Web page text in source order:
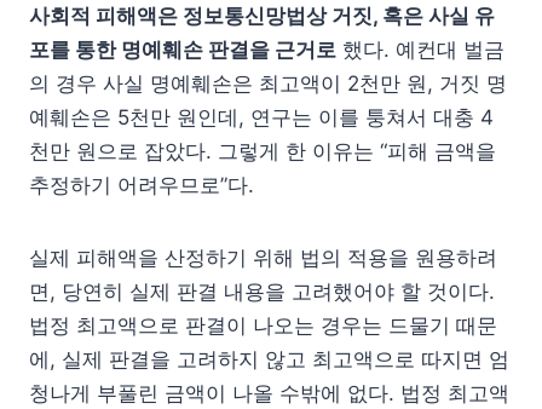
사회적 피해액은 정보통신망법상 거짓, 혹은 사실 유
포를 통한 명예훼손 판결을 근거로 했다. 예컨대 벌금
의 경우 사실 명예훼손은 최고액이 2천만 원, 거짓 명
예훼손은 5천만 원인데, 연구는 이를 퉁쳐서 대충 4
천만 원으로 잡았다. 그렇게 한 이유는 “피해 금액을
추정하기 어려우므로”다.
실제 피해액을 산정하기 위해 법의 적용을 원용하려
면, 당연히 실제 판결 내용을 고려했어야 할 것이다.
법정 최고액으로 판결이 나오는 경우는 드물기 때문
에, 실제 판결을 고려하지 않고 최고액으로 따지면 엄
청나게 부풀린 금액이 나올 수밖에 없다. 법정 최고액